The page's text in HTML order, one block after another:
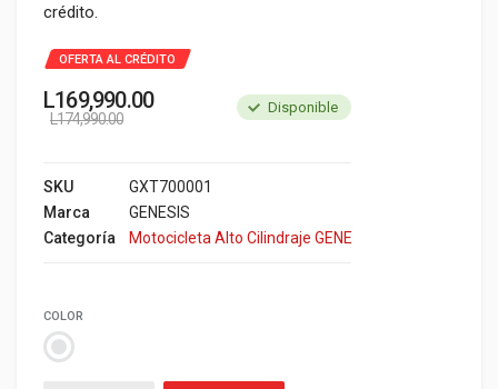
crédito.
OFERTA AL CRÉDITO
L169,990.00
L174,990.00
Disponible
SKU
GXT700001
Marca
GENESIS
Categoría
Motocicleta Alto Cilindraje GENESIS
COLOR